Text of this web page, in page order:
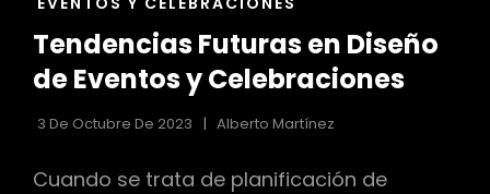
CATEGORÍAS
Tendencias Futuras en Diseño
de Eventos y Celebraciones
3 De Octubre De 2023 Alberto Martínez
Cuando se trata de planificación de